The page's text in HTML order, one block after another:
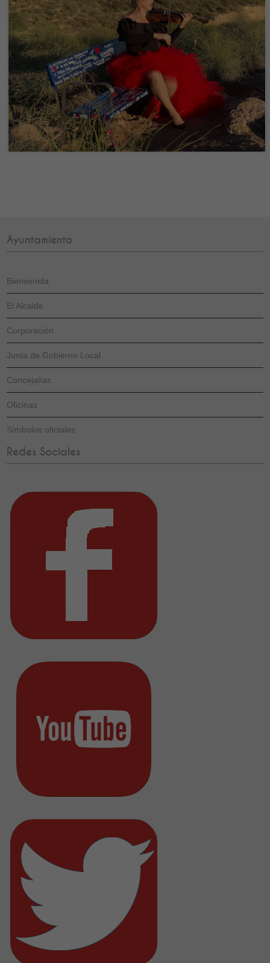
Ayuntamiento
Bienvenida
El Alcalde
Corporación
Junta de Gobierno Local
Concejalías
Oficinas
Símbolos oficiales
Redes Sociales